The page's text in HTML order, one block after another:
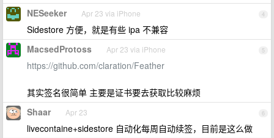
4
NESeeker Apr 23 via iPhone
Sidestore 方便，就是有些 ipa 不兼容
5
MacsedProtoss Apr 23 via iPhone
https://github.com/claration/Feather
其实签名很简单 主要是证书要去获取比较麻烦
6
Shaar Apr 23
livecontaine+sidestore 自动化每周自动续签，目前是这么做